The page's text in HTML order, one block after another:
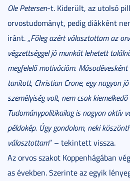
Ole Petersen-t. Kiderült, az utolsó
orvostudományt, pedig diákként
iránt. „Főleg azért választottam az
végzettséggel jó munkát lehetett
megfelelő motivációm.
tanított, Christian Crone, egy nagyon
személyiség volt, nem csak
Tudománypolitikailag is nagyon aktív
példakép. Úgy gondolom, neki
választottam” – tekintett vissza.
Az orvos szakot Koppenhágában
as években. Szerinte az egyik